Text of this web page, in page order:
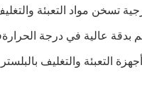
تسخن مواد التعبئة
بدقة عالية في درجة
التعبئة والتغليف